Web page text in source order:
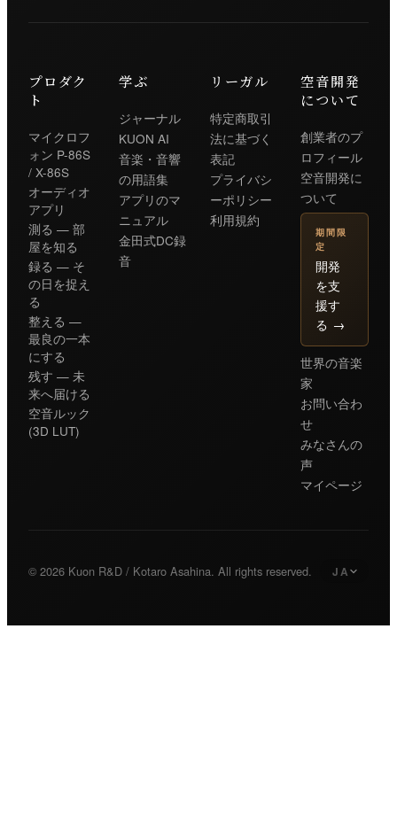
プロダク
ト
マイクロフ
ォン P-86S
/ X-86S
オーディオ
アプリ
測る — 部
屋を知る
録る — そ
の日を捉え
る
整える —
最良の一本
にする
残す — 未
来へ届ける
空音ルック
(3D LUT)
学ぶ
ジャーナル
KUON AI
音楽・音響
の用語集
アプリのマ
ニュアル
金田式DC録
音
リーガル
特定商取引
法に基づく
表記
プライバシ
ーポリシー
利用規約
空音開発
について
創業者のプ
ロフィール
空音開発に
ついて
期間限
定
開発
を支
援す
る →
世界の音楽
家
お問い合わ
せ
みなさんの
声
マイページ
© 2026 Kuon R&D / Kotaro Asahina. All rights reserved. JA